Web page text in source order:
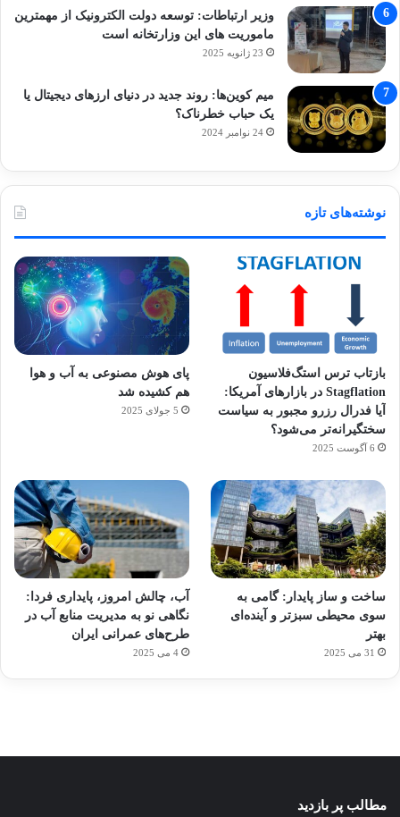
وزیر ارتباطات: توسعه دولت الکترونیک از مهمترین
ماموریت های این وزارتخانه است
23 ژانویه 2025
میم کوین‌ها: روند جدید در دنیای ارزهای دیجیتال یا
یک حباب خطرناک؟
24 نوامبر 2024
نوشته‌های تازه
بازتاب ترس استگ‌فلاسیون
Stagflation در بازارهای آمریکا:
آیا فدرال رزرو مجبور به سیاست
سختگیرانه‌تر می‌شود؟
6 آگوست 2025
پای هوش مصنوعی به آب و هوا
هم کشیده شد
5 جولای 2025
ساخت و ساز پایدار: گامی به
سوی محیطی سبزتر و آینده‌ای
بهتر
31 می 2025
آب، چالش امروز، پایداری فردا:
نگاهی نو به مدیریت منابع آب در
طرح‌های عمرانی ایران
4 می 2025
آماده
برای
کشف
توسط
ژاکت
در
ی سفر
مجازی
…
توسط
ورزش
با
ساعت
هوشمند
عکاسی
با طعم
توسط
ژاکت
در
هدفون
های
2023
توسط
ژاکت
مطالب پر بازدید